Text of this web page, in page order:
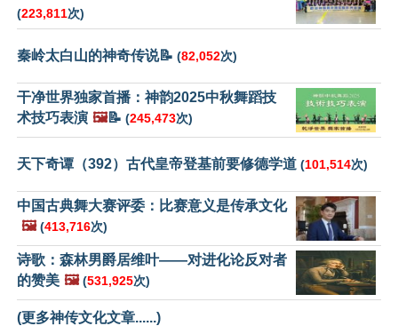
(223,811次)
秦岭太白山的神奇传说📝 (82,052次)
干净世界独家首播：神韵2025中秋舞蹈技
术技巧表演 🖼️📝 (245,473次)
天下奇谭（392）古代皇帝登基前要修德学道 (101,514次)
中国古典舞大赛评委：比赛意义是传承文化
🖼️ (413,716次)
诗歌：森林男爵居维叶——对进化论反对者
的赞美 🖼️ (531,925次)
(更多神传文化文章......)